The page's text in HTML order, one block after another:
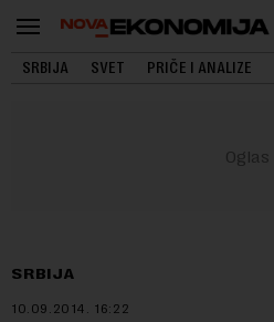
SRBIJA SVET PRIČE I ANALIZE
SRBIJA
10.09.2014. 16:22